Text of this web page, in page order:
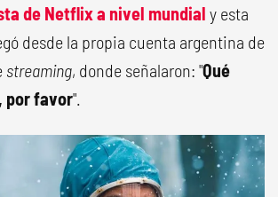
de Netflix a nivel mundial y esta
desde la propia cuenta argentina de
streaming, donde señalaron: "Qué
por favor".